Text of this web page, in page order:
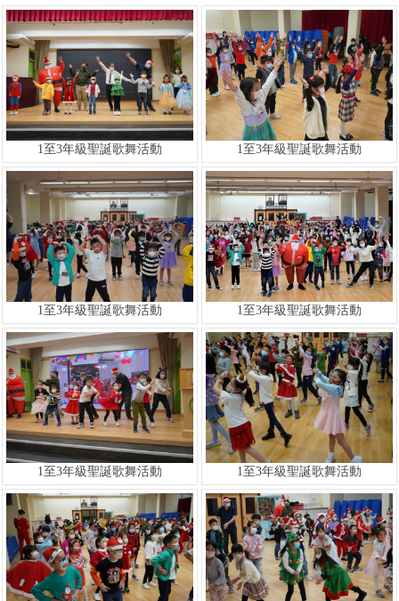
1至3年級聖誕歌舞活動 1至3年級聖誕歌舞活動
1至3年級聖誕歌舞活動 1至3年級聖誕歌舞活動
1至3年級聖誕歌舞活動 1至3年級聖誕歌舞活動